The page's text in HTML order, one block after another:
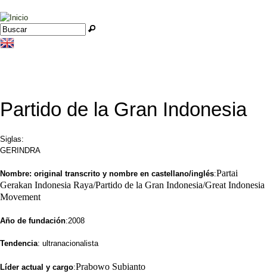
Jump to navigation
Formulario de búsqueda
Buscar
Partido de la Gran Indonesia
Siglas:
GERINDRA
Nombre: original transcrito y nombre en castellano/inglés:Partai
Gerakan Indonesia Raya/Partido de la Gran Indonesia/Great Indonesia
Movement
Año de fundación:2008
Tendencia: ultranacionalista
Líder actual y cargo:Prabowo Subianto